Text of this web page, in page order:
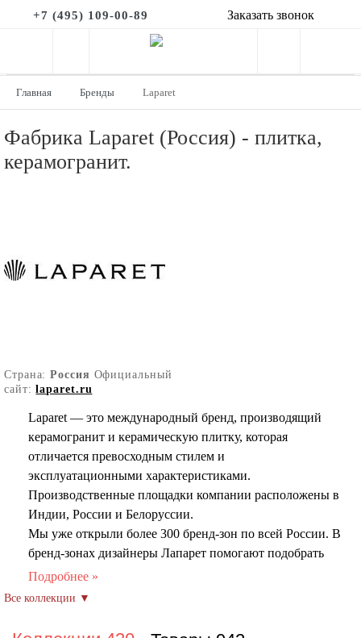
+7 (495) 109-00-89 Заказать звонок
Главная Бренды Laparet
Фабрика Laparet (Россия) - плитка,
керамогранит.
Страна:Россия Официальный
сайт:laparet.ru
Laparet — это международный бренд, производящий
керамогранит и керамическую плитку, которая
отличается превосходным стилем и
эксплуатационными характеристиками.
Производственные площадки компании расположены в
Индии, России и Белоруссии.
Мы уже открыли более 300 бренд-зон по всей России. В
бренд-зонах дизайнеры Лапарет помогают подобрать
материалы и создают бесплатные 3D-дизайн-проекты
подходящий керамогранит. Благодаря нашим